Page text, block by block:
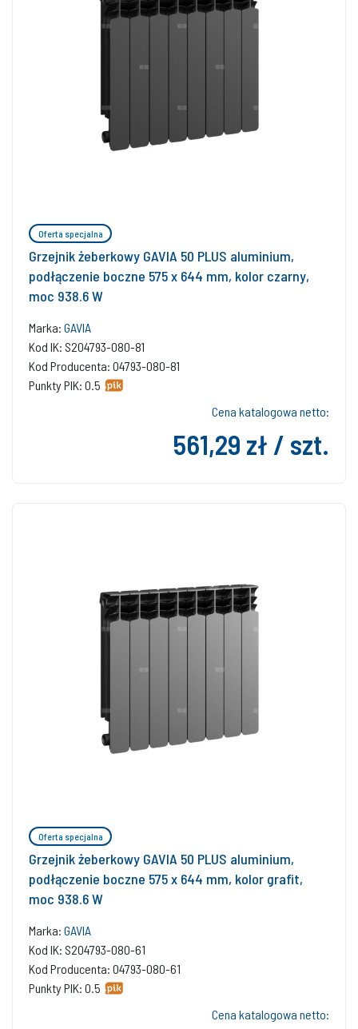
Oferta specjalna
Grzejnik żeberkowy GAVIA 50 PLUS aluminium,
podłączenie boczne 575 x 644 mm, kolor czarny,
moc 938.6 W
Marka: GAVIA
Kod IK: S204793-080-81
Kod Producenta: 04793-080-81
Punkty PIK: 0.5
Cena katalogowa netto:
561,29 zł / szt.
Oferta specjalna
Grzejnik żeberkowy GAVIA 50 PLUS aluminium,
podłączenie boczne 575 x 644 mm, kolor grafit,
moc 938.6 W
Marka: GAVIA
Kod IK: S204793-080-61
Kod Producenta: 04793-080-61
Punkty PIK: 0.5
Cena katalogowa netto: